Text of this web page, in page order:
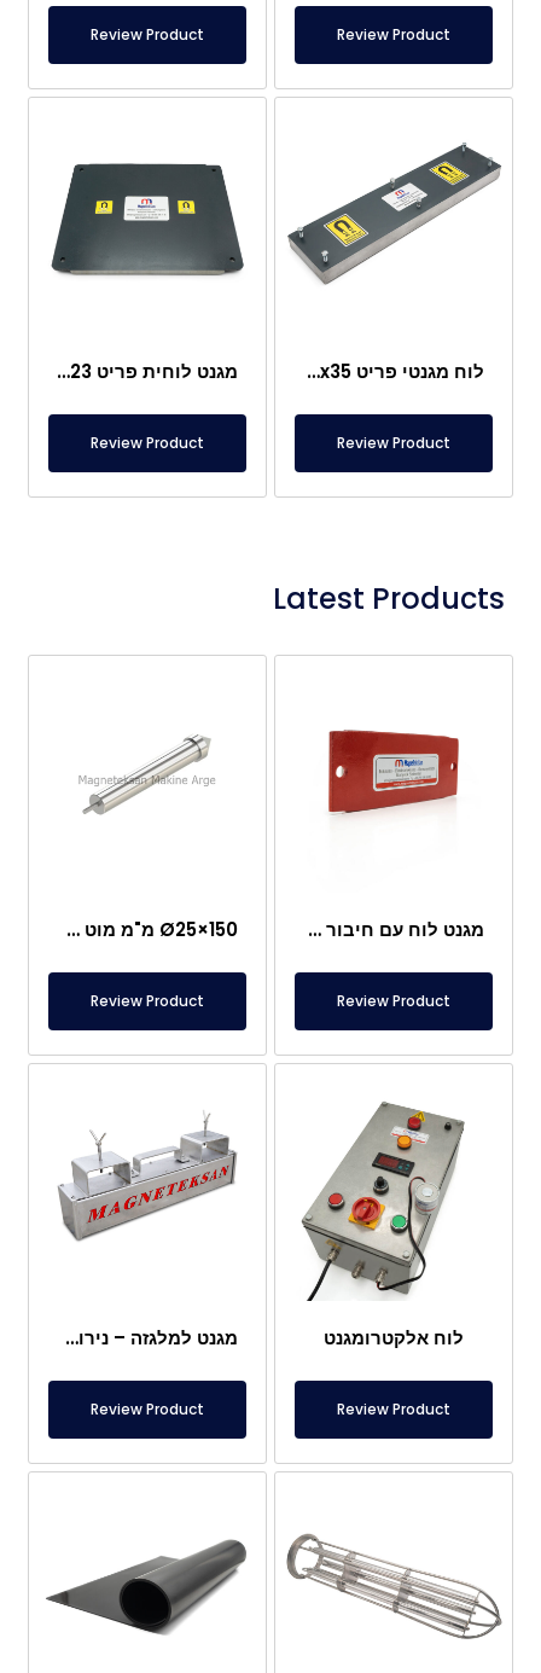
Review Product
Review Product
לוח מגנטי פריט 600x120x35 מ"מ, מתאים לתעשיית המיחזור, הכרייה, הזכוכית והקרמיקה
Review Product
מגנט לוחית פריט 350x300x23 מ"מ
Review Product
Latest Products
מגנט לוח עם חיבור מיוחד מניאודימיום
Review Product
Ø25×150 מ"מ מוט מגנטי עם בורג מוט – ראש בצורת קליע
Review Product
לוח אלקטרומגנט
Review Product
מגנט למלגזה – נירוסטה מלאה – מרחק אפקטיבי 10 ס"מ – שחרור קל עם ידית
Review Product